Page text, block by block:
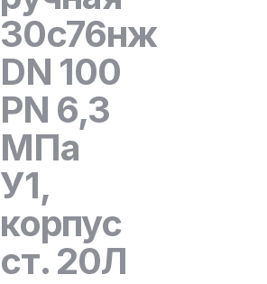
30с76нж
DN 100
PN 6,3
МПа
У1,
корпус
ст. 20Л